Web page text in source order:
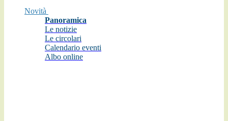
Novità
Panoramica
Le notizie
Le circolari
Calendario eventi
Albo online